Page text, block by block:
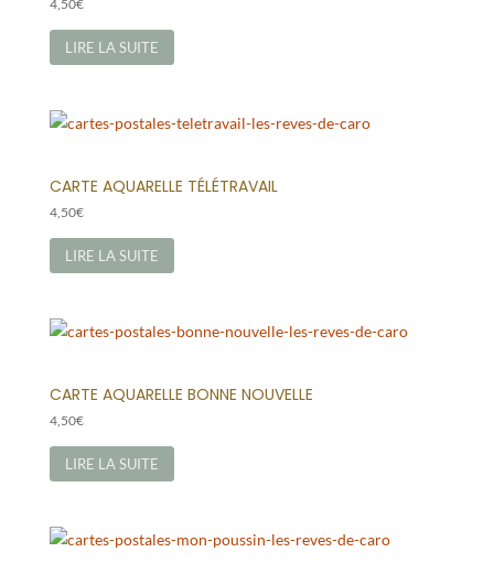
4,50€
LIRE LA SUITE
CARTE AQUARELLE TÉLÉTRAVAIL
4,50€
LIRE LA SUITE
CARTE AQUARELLE BONNE NOUVELLE
4,50€
LIRE LA SUITE